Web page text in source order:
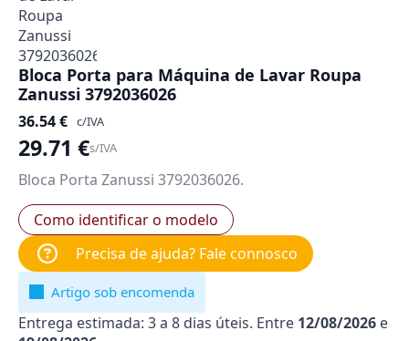
Bloca Porta para Máquina de Lavar Roupa
Zanussi 3792036026
36.54€ c/IVA
29.71 €s/IVA
Bloca Porta Zanussi 3792036026.
Como identificar o modelo
Precisa de ajuda? Fale connosco
Artigo sob encomenda
Entrega estimada: 3 a 8 dias úteis. Entre 12/08/2026 e